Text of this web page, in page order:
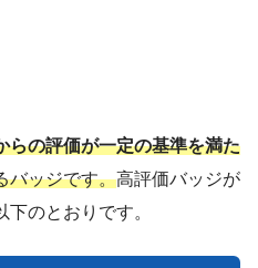
らの評価が一定の基準を満た
バッジです。高評価バッジが
のとおりです。